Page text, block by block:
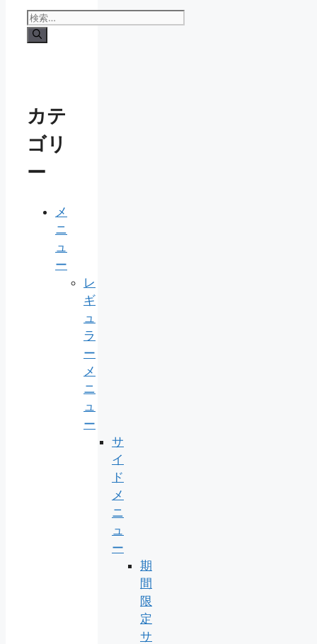
検
索:
カテ
ゴリ
ー
メ
ニ
ュ
ー
レ
ギ
ュ
ラ
ー
メ
ニ
ュ
ー
サ
イ
ド
メ
ニ
ュ
ー
期
間
限
定
サ